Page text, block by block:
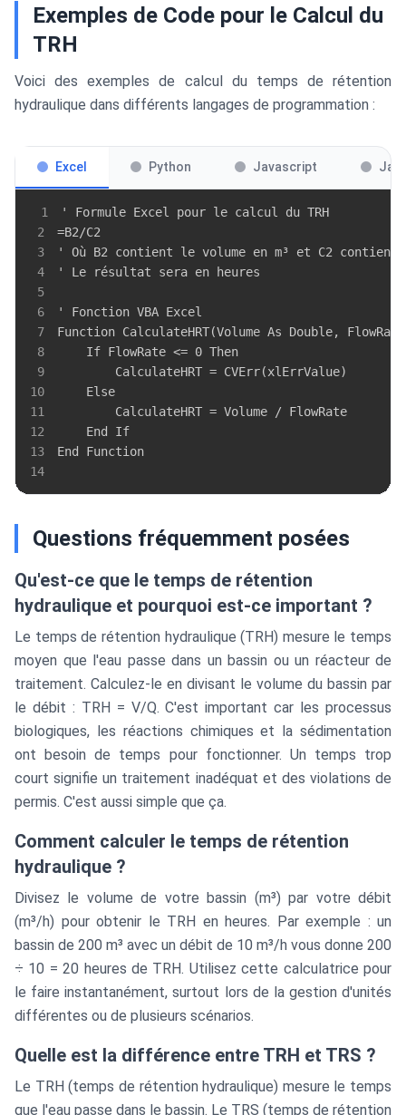
Exemples de Code pour le Calcul du
TRH
Voici des exemples de calcul du temps de rétention
hydraulique dans différents langages de programmation :
Excel Python Javascript
1
' Formule Excel pour le calcul du TRH
2
=B2/C2
3
4
5
6
7
8
    If FlowRate <= 0 Then
9
10
    Else
11
        CalculateHRT = Volume / FlowRate
12
    End If
13
End Function
14
Questions fréquemment posées
Qu'est-ce que le temps de rétention
hydraulique et pourquoi est-ce important ?
Le temps de rétention hydraulique (TRH) mesure le temps
moyen que l'eau passe dans un bassin ou un réacteur de
traitement. Calculez-le en divisant le volume du bassin par
le débit : TRH = V/Q. C'est important car les processus
biologiques, les réactions chimiques et la sédimentation
ont besoin de temps pour fonctionner. Un temps trop
court signifie un traitement inadéquat et des violations de
permis. C'est aussi simple que ça.
Comment calculer le temps de rétention
hydraulique ?
Divisez le volume de votre bassin (m³) par votre débit
(m³/h) pour obtenir le TRH en heures. Par exemple : un
bassin de 200 m³ avec un débit de 10 m³/h vous donne 200
÷ 10 = 20 heures de TRH. Utilisez cette calculatrice pour
le faire instantanément, surtout lors de la gestion d'unités
différentes ou de plusieurs scénarios.
Quelle est la différence entre TRH et TRS ?
Le TRH (temps de rétention hydraulique) mesure le temps
que l'eau passe dans le bassin. Le TRS (temps de rétention